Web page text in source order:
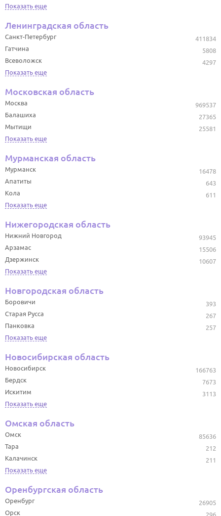
Показать еще
Ленинградская область
411834
Санкт-Петербург
5808
Гатчина
4297
Всеволожск
Показать еще
Московская область
969537
Москва
27365
Балашиха
25581
Мытищи
Показать еще
Мурманская область
16478
Мурманск
643
Апатиты
611
Кола
Показать еще
Нижегородская область
93945
Нижний Новгород
15506
Арзамас
10607
Дзержинск
Показать еще
Новгородская область
393
Боровичи
267
Старая Русса
257
Панковка
Показать еще
Новосибирская область
166763
Новосибирск
7673
Бердск
3113
Искитим
Показать еще
Омская область
85636
Омск
212
Тара
211
Калачинск
Показать еще
Оренбургская область
26905
Оренбург
296
Орск